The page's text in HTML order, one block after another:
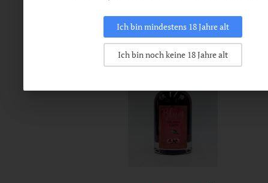
Details
Ich bin mindestens 18 Jahre alt
Ich bin noch keine 18 Jahre alt